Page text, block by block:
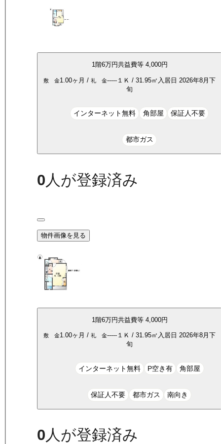
1階6万円共益費等 4,000円
敷 金1.00ヶ月 /礼 金----- １Ｋ /31.95㎡ 入居日 2026年8月下
旬
インターネット無料 角部屋 保証人不要
都市ガス
0 人が登録済み
物件画像を見る
1 階6万円共益費等 4,000円
敷 金1.00ヶ月 /礼 金----- １Ｋ /31.95㎡ 入居日2026年8月下
旬
インターネット無料 P空き有 角部屋
保証人不要 都市ガス 南向き
0 人が登録済み